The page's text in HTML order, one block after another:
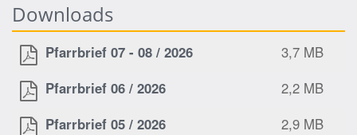
Downloads
Pfarrbrief 07 - 08 / 2026
3,7 MB
Pfarrbrief 06 / 2026
2,2 MB
Pfarrbrief 05 / 2026
2,9 MB